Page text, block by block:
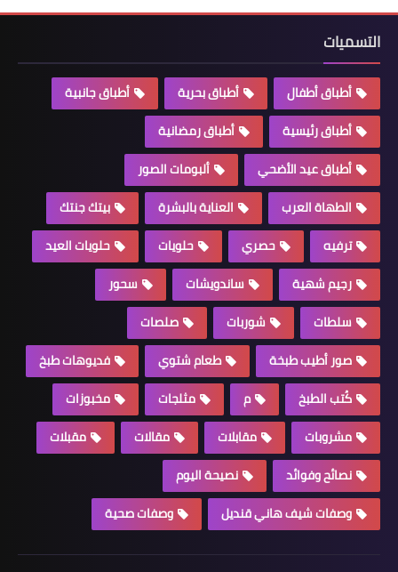
التسميات
أطباق أطفال أطباق بحرية
أطباق جانبية
أطباق رئيسية
أطباق رمضانية
أطباق عيد الأضحي
ألبومات الصور
الطهاة العرب
العناية بالبشرة
بيتك جنتك
ترفيه
حصري حلويات
حلويات العيد
رجيم شهية
ساندويشات
سحور
سلطات
شوربات
صلصات
صور أطيب طبخة
طعام شتوي
فديوهات طبخ
كُتب الطبخ
م مثلجات
مخبوزات
مشروبات
مقابلات مقالات
مقبلات
نصائح وفوائد
نصيحة اليوم
وصفات شيف هاني قنديل
وصفات صحية